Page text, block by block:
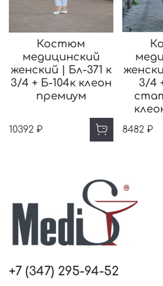
Костюм
медицинский
женский | Бл-371 к
3/4 + Б-104к клеон
премиум
10392 ₽
3/4
8482 ₽
+7 (347) 295-94-52